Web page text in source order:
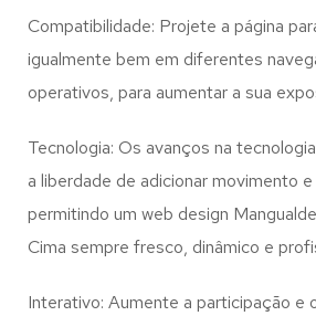
Compatibilidade: Projete a página
igualmente bem em diferentes
operativos, para aumentar a sua
Tecnologia: Os avanços na
a liberdade de adicionar movimento
permitindo um web design
Cima sempre fresco, dinâmico e
Interativo: Aumente a participação e